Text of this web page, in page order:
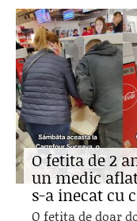
O fetita de 2
un medic
s-a inecat cu
O fetita de doar